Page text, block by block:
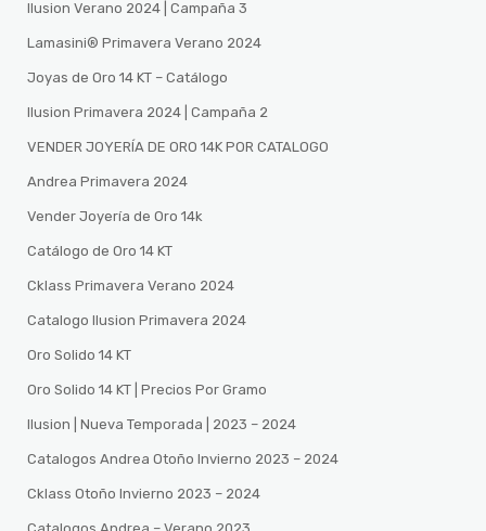
Ilusion Verano 2024 | Campaña 3
Lamasini®️ Primavera Verano 2024
Joyas de Oro 14 KT – Catálogo
Ilusion Primavera 2024 | Campaña 2
VENDER JOYERÍA DE ORO 14K POR CATALOGO
Andrea Primavera 2024
Vender Joyería de Oro 14k
Catálogo de Oro 14 KT
Cklass Primavera Verano 2024
Catalogo Ilusion Primavera 2024
Oro Solido 14 KT
Oro Solido 14 KT | Precios Por Gramo
Ilusion | Nueva Temporada | 2023 – 2024
Catalogos Andrea Otoño Invierno 2023 – 2024
Cklass Otoño Invierno 2023 – 2024